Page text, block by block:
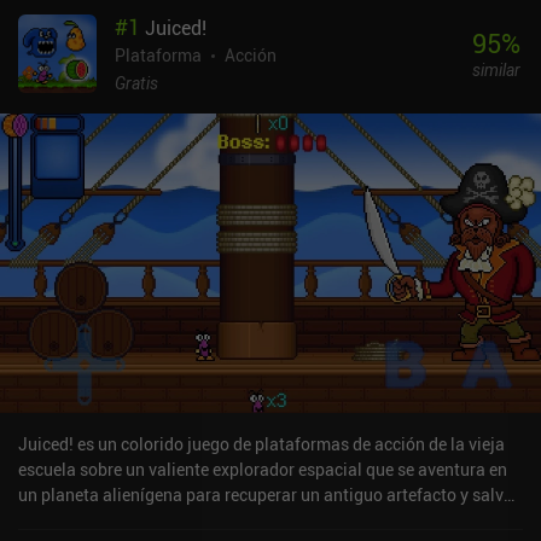
#1 Juiced!
Plataforma
Acción
Gratis
95%
similar
Juiced! es un colorido juego de plataformas de acción de la vieja
escuela sobre un valiente explorador espacial que se aventura en
un planeta alienígena para recuperar un antiguo artefacto y salvar